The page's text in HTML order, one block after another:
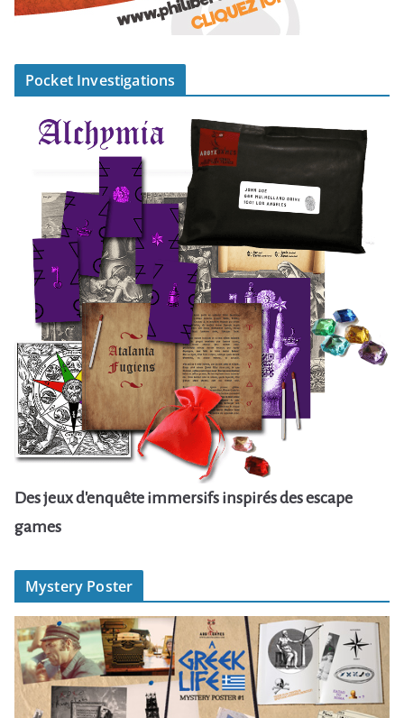
Pocket Investigations
Des jeux d'enquête immersifs inspirés des escape
games
Mystery Poster